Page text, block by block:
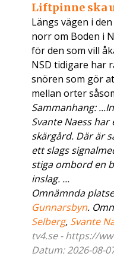
Liftpinne ska
Längs vägen i
norr om Boden i
för den som vill
NSD tidigare har
snören som gör
mellan orter
Sammanhang:
Svante Naess
skärgård. Där är
ett slags
stiga ombord en
inslag. ...
Omnämnda
Gunnarsbyn.
Selberg, Svante
tv4.se - https://
Datum: 2026-08-